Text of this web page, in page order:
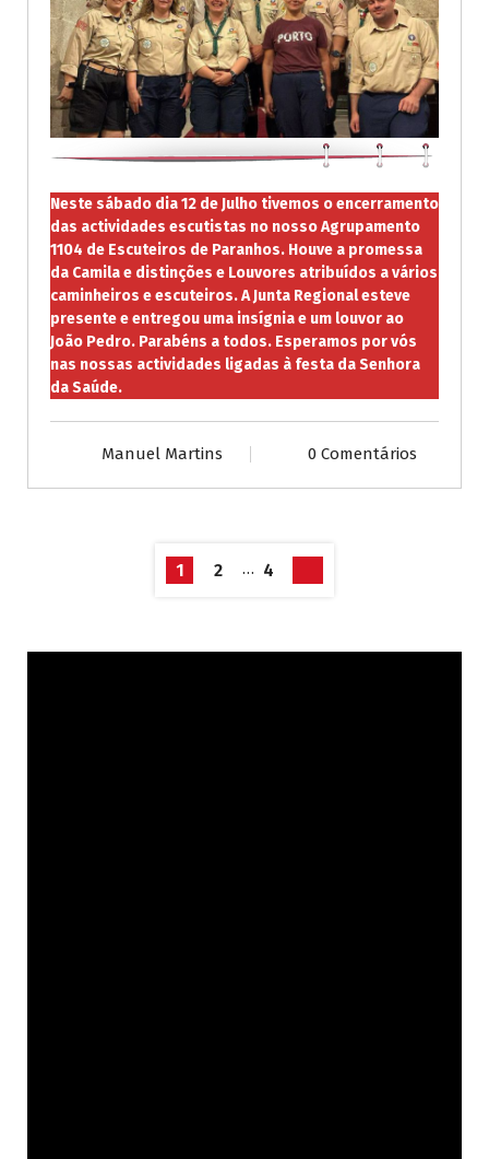
Neste sábado dia 12 de Julho tivemos o encerramento
das actividades escutistas no nosso Agrupamento
1104 de Escuteiros de Paranhos. Houve a promessa
da Camila e distinções e Louvores atribuídos a vários
caminheiros e escuteiros. A Junta Regional esteve
presente e entregou uma insígnia e um louvor ao
João Pedro. Parabéns a todos. Esperamos por vós
nas nossas actividades ligadas à festa da Senhora
da Saúde.
Manuel Martins 0 Comentários
1 2 … 4